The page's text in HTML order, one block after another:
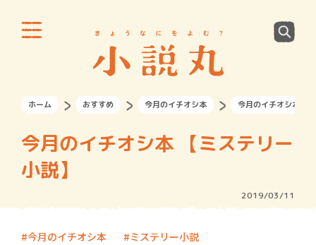
ホーム おすすめ 今月のイチオシ本 今月のイチオシ本 【
今月のイチオシ本 【ミステリー
小説】
2019/03/11
今月のイチオシ本 ミステリー小説